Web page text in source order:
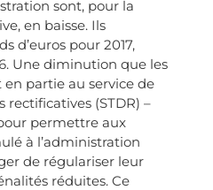
sont, pour la
en baisse. Ils
d’euros pour 2017,
Une diminution que les
partie au service de
(STDR) –
permettre aux
à l’administration
de régulariser leur
réduites. Ce